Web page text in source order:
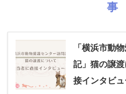
事
「横浜市動
記」猫の譲
接インタビュ